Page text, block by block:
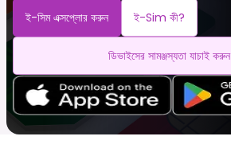
ই-সিম এক্সপ্লোর করুন ই-Sim কী?
ডিভাইসের সামঞ্জস্যতা যাচাই করুন